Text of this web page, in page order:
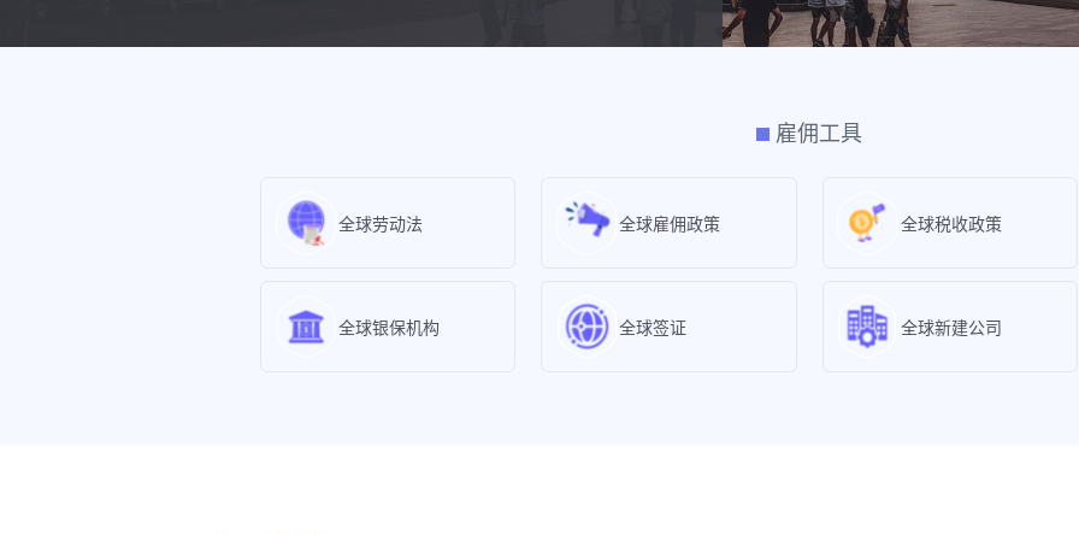
雇佣工具
全球劳动法 全球雇佣政策 全球税收政策
全球银保机构 全球签证 全球新建公司